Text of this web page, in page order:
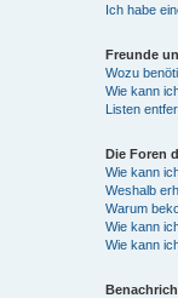
Ich habe
Freunde
Wozu
Wie kann
Listen
Die Foren
Wie kann
Weshalb
Warum
Wie kann
Wie kann